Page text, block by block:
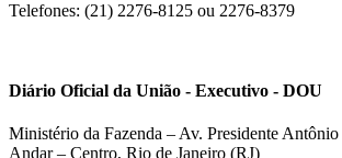
Telefones: (21) 2276-8125 ou 2276-8379
Diário Oficial da União - Executivo - DOU
Ministério da Fazenda – Av. Presidente
Andar – Centro, Rio de Janeiro (RJ)